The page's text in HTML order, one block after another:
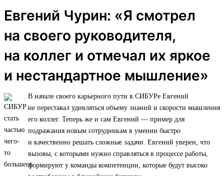
Евгений Чурин: «Я смотрел
на своего руководителя,
на коллег и отмечал их яркое
и нестандартное мышление»
В начале своего карьерного пути в СИБУРе Евгений
не переставал удивляться объему знаний и скорости мышления
его коллег. Теперь же и сам Евгений — пример для
подражания новым сотрудникам в умении быстро
и качественно решать сложные задачи. Евгений уверен, что
вызовы, с которыми нужно справляться в процессе работы,
формируют у команды компетенции, которые будут высоко